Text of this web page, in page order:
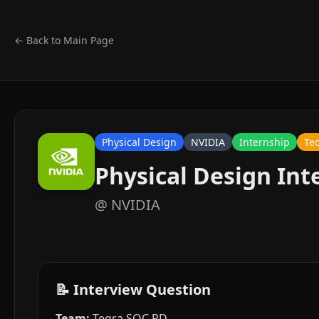
← Back to Main Page
Physical Design NVIDIA Internship
Physical Design
@ NVIDIA
📝 Interview Question